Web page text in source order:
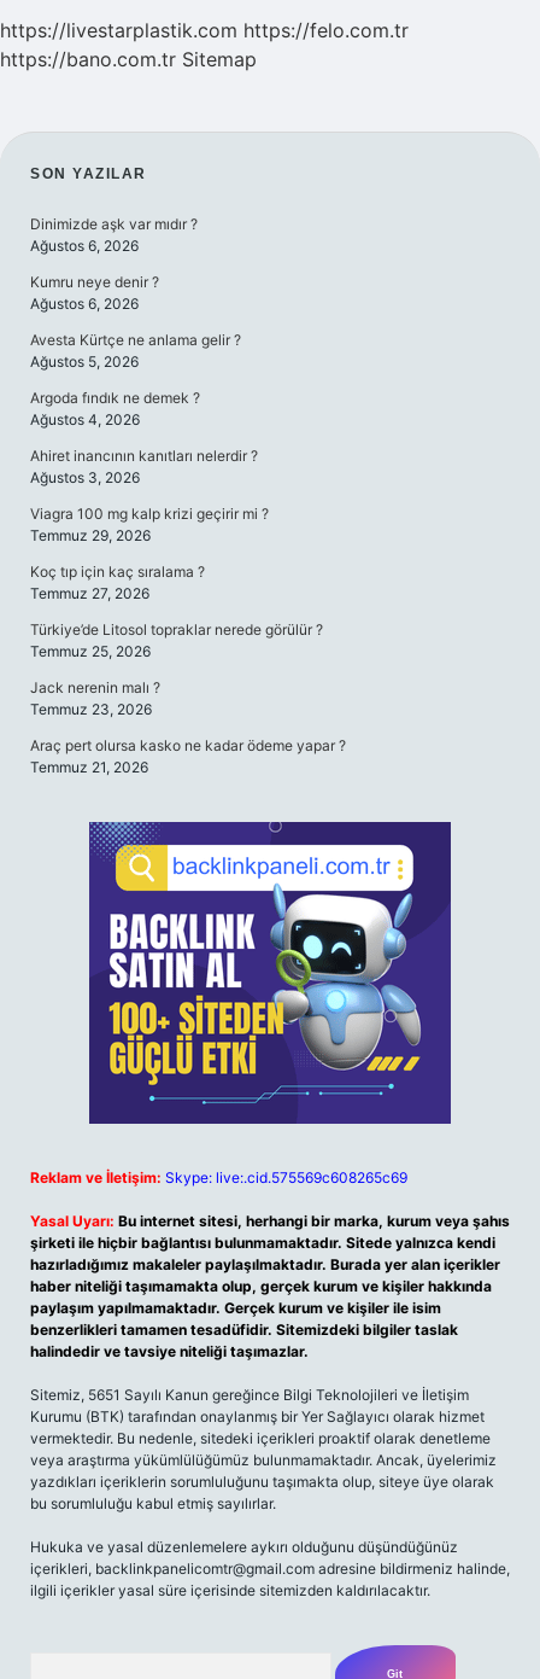
https://livestarplastik.com https://felo.com.tr
https://bano.com.tr Sitemap
SIDEBAR
SON YAZILAR
Dinimizde aşk var mıdır ?
Ağustos 6, 2026
Kumru neye denir ?
Ağustos 6, 2026
Avesta Kürtçe ne anlama gelir ?
Ağustos 5, 2026
Argoda fındık ne demek ?
Ağustos 4, 2026
Ahiret inancının kanıtları nelerdir ?
Ağustos 3, 2026
Viagra 100 mg kalp krizi geçirir mi ?
Temmuz 29, 2026
Koç tıp için kaç sıralama ?
Temmuz 27, 2026
Türkiye’de Litosol topraklar nerede görülür ?
Temmuz 25, 2026
Jack nerenin malı ?
Temmuz 23, 2026
Araç pert olursa kasko ne kadar ödeme yapar ?
Temmuz 21, 2026
Reklam ve İletişim: Skype: live:.cid.575569c608265c69
Yasal Uyarı: Bu internet sitesi, herhangi bir marka, kurum veya şahıs
şirketi ile hiçbir bağlantısı bulunmamaktadır. Sitede yalnızca kendi
hazırladığımız makaleler paylaşılmaktadır. Burada yer alan içerikler
haber niteliği taşımamakta olup, gerçek kurum ve kişiler hakkında
paylaşım yapılmamaktadır. Gerçek kurum ve kişiler ile isim
benzerlikleri tamamen tesadüfidir. Sitemizdeki bilgiler taslak
halindedir ve tavsiye niteliği taşımazlar.
Sitemiz, 5651 Sayılı Kanun gereğince Bilgi Teknolojileri ve İletişim
Kurumu (BTK) tarafından onaylanmış bir Yer Sağlayıcı olarak hizmet
vermektedir. Bu nedenle, sitedeki içerikleri proaktif olarak denetleme
veya araştırma yükümlülüğümüz bulunmamaktadır. Ancak, üyelerimiz
yazdıkları içeriklerin sorumluluğunu taşımakta olup, siteye üye olarak
bu sorumluluğu kabul etmiş sayılırlar.
Hukuka ve yasal düzenlemelere aykırı olduğunu düşündüğünüz
içerikleri, backlinkpanelicomtr@gmail.com adresine bildirmeniz halinde,
ilgili içerikler yasal süre içerisinde sitemizden kaldırılacaktır.